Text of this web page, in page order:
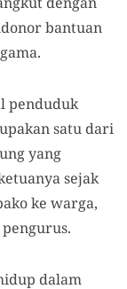
bantuan
penduduk
satu dari
yang
sejak
ke warga,
dalam